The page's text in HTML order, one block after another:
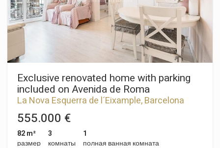
adjustable lighting and an air conditioning system with
heating and cooling, ensuring maximum comfort throughout
the year. A meticulously executed renovation that preserves
original features while offering an elegant and functional
living space. Ideal both as a primary residence or as an
investment opportunity, thanks to its excellent location and
transport connections.
Exclusive renovated home with parking
included on Avenida de Roma
La Nova Esquerra de l´Eixample, Barcelona
555.000 €
82 m²
размер
3
комнаты
1
полная ванная комната